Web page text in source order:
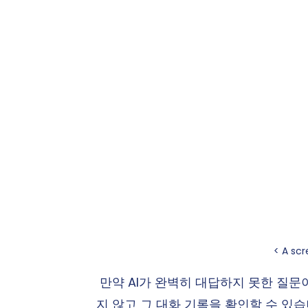
< A
만약 AI가 완벽히 대답하지 못한 질
지 않고 그 대화 기록을 확인할 수 있